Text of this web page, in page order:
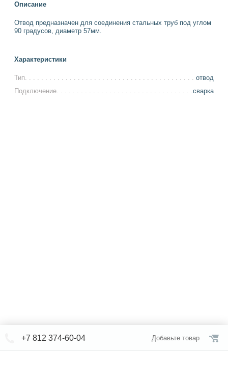
Описание
Отвод предназначен для соединения стальных труб под углом
90 градусов, диаметр 57мм.
Характеристики
Тип
отвод
Подключение
сварка
+7 812 374-60-04 Добавьте товар